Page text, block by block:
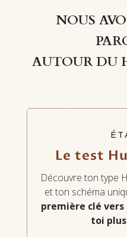
NOUS
AUTOUR DU
Le test
Découvre ton type
et ton schéma
première clé vers
toi